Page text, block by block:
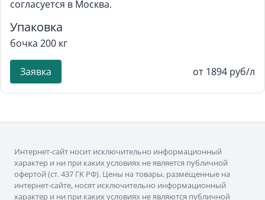
согласуется в Москва.
Упаковка
бочка 200 кг
Заявка от 1894 руб/л
Интернет-сайт носит исключительно информационный
характер и ни при каких условиях не является публичной
офертой (ст. 437 ГК РФ). Цены на товары, размещенные на
интернет-сайте, носят исключительно информационный
характер и ни при каких условиях не являются публичной